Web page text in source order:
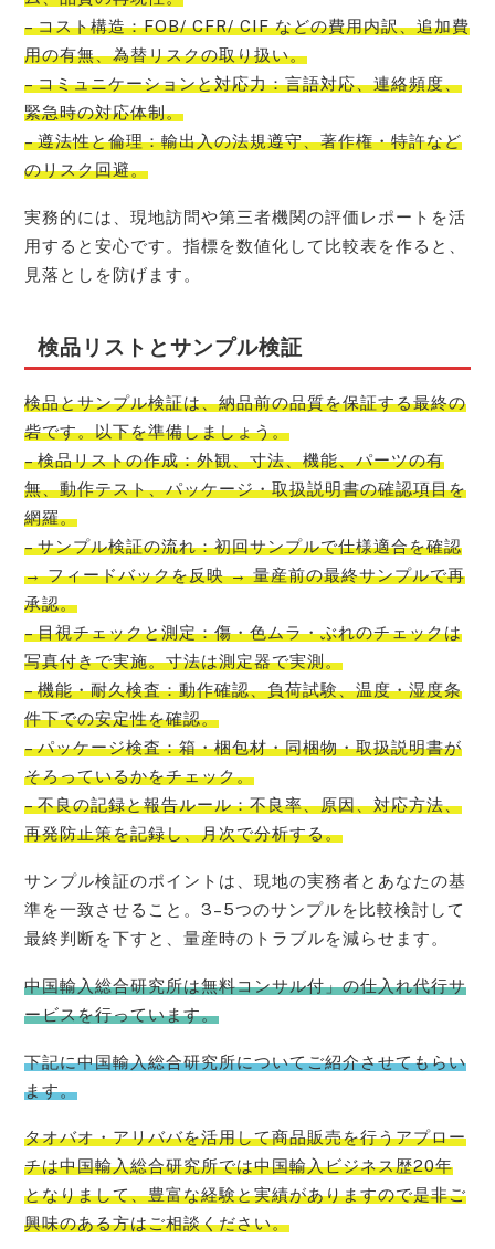
– コスト構造：FOB/ CFR/ CIF などの費用内訳、追加費
用の有無、為替リスクの取り扱い。
– コミュニケーションと対応力：言語対応、連絡頻度、
緊急時の対応体制。
– 遵法性と倫理：輸出入の法規遵守、著作権・特許など
のリスク回避。
実務的には、現地訪問や第三者機関の評価レポートを活
用すると安心です。指標を数値化して比較表を作ると、
見落としを防げます。
検品リストとサンプル検証
検品とサンプル検証は、納品前の品質を保証する最終の
砦です。以下を準備しましょう。
– 検品リストの作成：外観、寸法、機能、パーツの有
無、動作テスト、パッケージ・取扱説明書の確認項目を
網羅。
– サンプル検証の流れ：初回サンプルで仕様適合を確認
→ フィードバックを反映 → 量産前の最終サンプルで再
承認。
– 目視チェックと測定：傷・色ムラ・ぶれのチェックは
写真付きで実施。寸法は測定器で実測。
– 機能・耐久検査：動作確認、負荷試験、温度・湿度条
件下での安定性を確認。
– パッケージ検査：箱・梱包材・同梱物・取扱説明書が
そろっているかをチェック。
– 不良の記録と報告ルール：不良率、原因、対応方法、
再発防止策を記録し、月次で分析する。
サンプル検証のポイントは、現地の実務者とあなたの基
準を一致させること。3–5つのサンプルを比較検討して
最終判断を下すと、量産時のトラブルを減らせます。
中国輸入総合研究所は無料コンサル付」の仕入れ代行サ
ービスを行っています。
下記に中国輸入総合研究所についてご紹介させてもらい
ます。
タオバオ・アリババを活用して商品販売を行うアプロー
チは中国輸入総合研究所では中国輸入ビジネス歴20年
となりまして、豊富な経験と実績がありますので是非ご
興味のある方はご相談ください。